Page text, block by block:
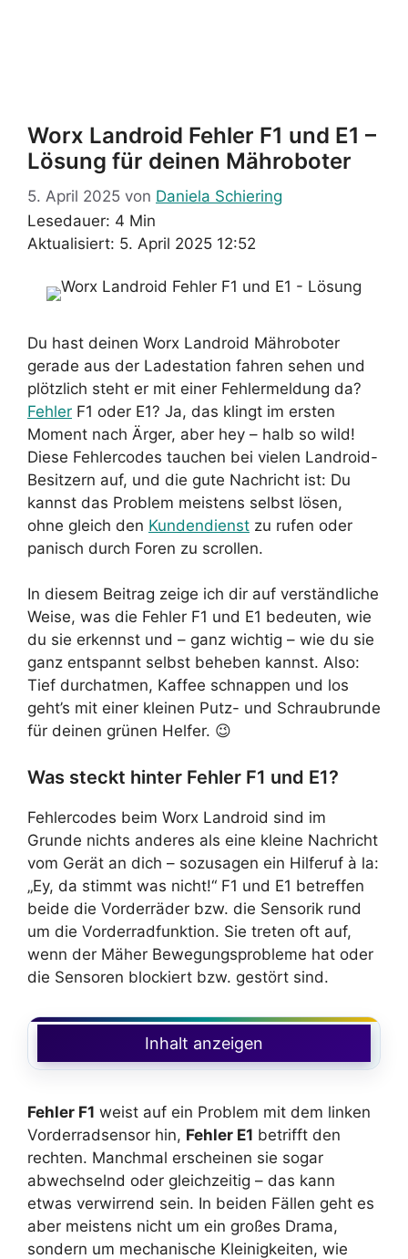
Worx Landroid Fehler F1 und E1 –
Lösung für deinen Mähroboter
5. April 2025 von Daniela Schiering
Lesedauer: 4 Min
Aktualisiert: 5. April 2025 12:52
Du hast deinen Worx Landroid Mähroboter
gerade aus der Ladestation fahren sehen und
plötzlich steht er mit einer Fehlermeldung da?
Fehler F1 oder E1? Ja, das klingt im ersten
Moment nach Ärger, aber hey – halb so wild!
Diese Fehlercodes tauchen bei vielen Landroid-
Besitzern auf, und die gute Nachricht ist: Du
kannst das Problem meistens selbst lösen,
ohne gleich den Kundendienst zu rufen oder
panisch durch Foren zu scrollen.
In diesem Beitrag zeige ich dir auf verständliche
Weise, was die Fehler F1 und E1 bedeuten, wie
du sie erkennst und – ganz wichtig – wie du sie
ganz entspannt selbst beheben kannst. Also:
Tief durchatmen, Kaffee schnappen und los
geht’s mit einer kleinen Putz- und Schraubrunde
für deinen grünen Helfer. 😉
Was steckt hinter Fehler F1 und E1?
Fehlercodes beim Worx Landroid sind im
Grunde nichts anderes als eine kleine Nachricht
vom Gerät an dich – sozusagen ein Hilferuf à la:
„Ey, da stimmt was nicht!“ F1 und E1 betreffen
beide die Vorderräder bzw. die Sensorik rund
um die Vorderradfunktion. Sie treten oft auf,
wenn der Mäher Bewegungsprobleme hat oder
die Sensoren blockiert bzw. gestört sind.
Inhalt anzeigen
Fehler F1 weist auf ein Problem mit dem linken
Vorderradsensor hin, Fehler E1 betrifft den
rechten. Manchmal erscheinen sie sogar
abwechselnd oder gleichzeitig – das kann
etwas verwirrend sein. In beiden Fällen geht es
aber meistens nicht um ein großes Drama,
sondern um mechanische Kleinigkeiten, wie